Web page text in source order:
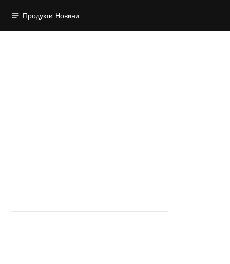
Продукти Новини